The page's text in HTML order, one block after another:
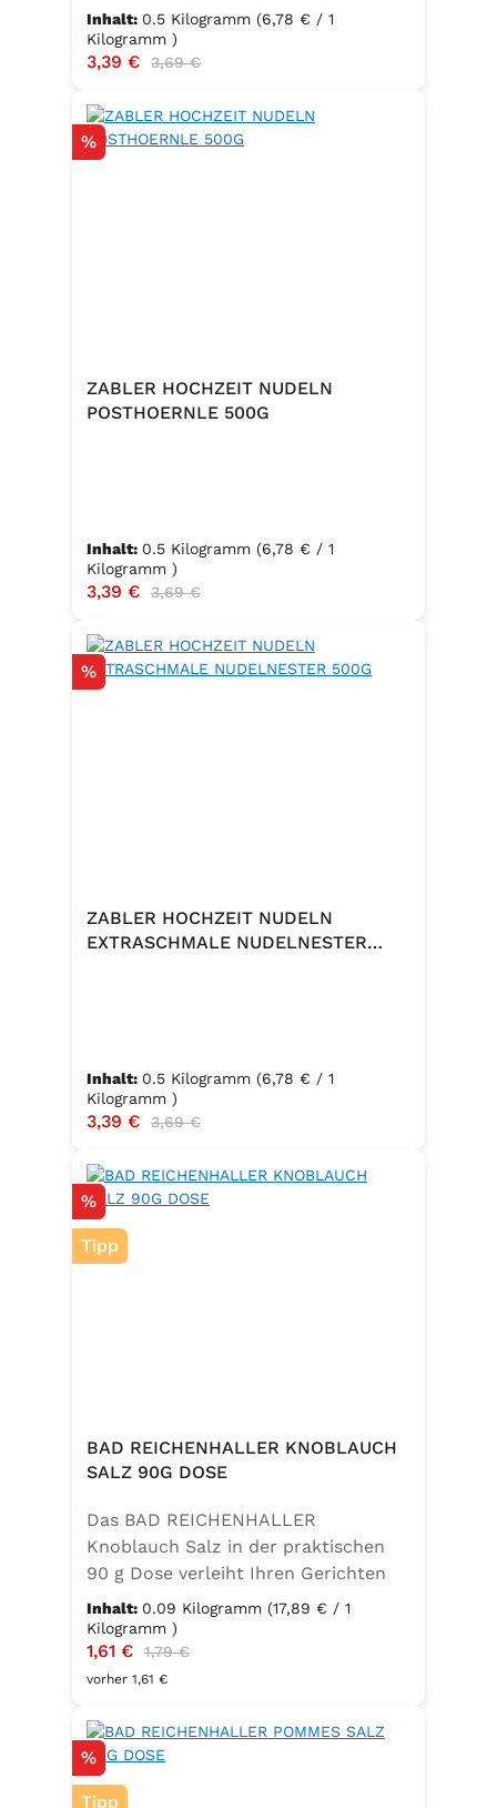
Inhalt: 0.5 Kilogramm (6,78 € / 1
Kilogramm )
Verkaufspreis:
3,39 € Regulärer Preis:
3,69 €
Rabatt
%
ZABLER HOCHZEIT NUDELN
POSTHOERNLE 500G
Inhalt: 0.5 Kilogramm (6,78 € / 1
Kilogramm )
Verkaufspreis:
3,39 € Regulärer Preis:
3,69 €
Rabatt
%
ZABLER HOCHZEIT NUDELN
EXTRASCHMALE NUDELNESTER
Inhalt: 0.5 Kilogramm (6,78 € / 1
Kilogramm )
Verkaufspreis:
3,39 € Regulärer Preis:
3,69 €
Rabatt
%
Tipp
BAD REICHENHALLER KNOBLAUCH
SALZ 90G DOSE
Das BAD REICHENHALLER
Knoblauch Salz in der praktischen
90 g Dose verleiht Ihren Gerichten
einen vollmundigen, aromatischen
Knoblauchgeschmack. Hergestellt
ohne Geschmacksverstärker, zu 100
% vegan und glutenfrei – ideal für
zum Würzen von Pasta, Fleisch,
Fisch, Gemüse und mediterranen
Speisen. Zutaten:Siedesalz, 10 %
Inhalt: 0.09 Kilogramm (17,89 € / 1
Kilogramm )
Verkaufspreis:
1,61 € Regulärer Preis:
1,79 €
vorher 1,61 €
Rabatt
%
Tipp